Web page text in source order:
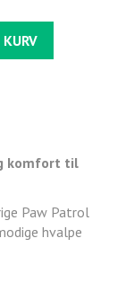
komfort til
Paw Patrol
hvalpe